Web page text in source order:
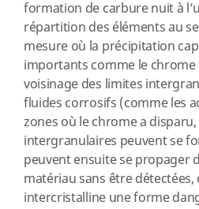
formation de carbure nuit à
répartition des éléments au
mesure où la précipitation
importants comme le
voisinage des limites
fluides corrosifs (comme les
zones où le chrome a
intergranulaires peuvent se
peuvent ensuite se propager
matériau sans être
intercristalline une forme